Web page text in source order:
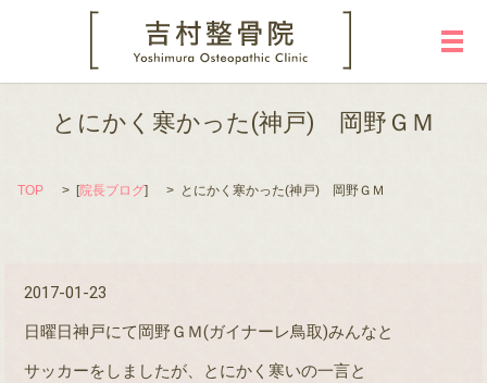
メ
とにかく寒かった(神戸) 岡野ＧＭ
TOP [院長ブログ] とにかく寒かった(神戸) 岡野ＧＭ
2017-01-23
日曜日神戸にて岡野ＧＭ(ガイナーレ鳥取)みんなと
サッカーをしましたが、とにかく寒いの一言と